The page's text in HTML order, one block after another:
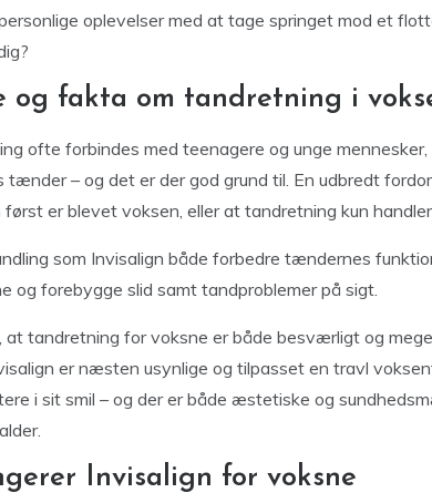
oplevelser med at tage springet mod et
og fakta om tandretning i
ofte forbindes med teenagere og unge
– og det er der god grund til. En udbredt
først er blevet voksen, eller at tandretning kun
som Invisalign både forbedre tændernes
og forebygge slid samt tandproblemer på sigt.
at tandretning for voksne er både besværligt og
er næsten usynlige og tilpasset en travl
i sit smil – og der er både æstetiske og
Invisalign for voksne